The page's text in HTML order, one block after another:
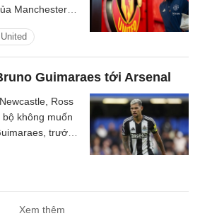
Manchester
bóng đá Anh,
chí không biết
mùa giảiGuimaraes tới Arsenal
Ross
không muốn
trước
Xem thêm